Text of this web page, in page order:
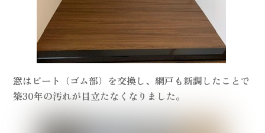
窓はビート（ゴム部）を交換し、網戸も新調したことで
築30年の汚れが目立たなくなりました。